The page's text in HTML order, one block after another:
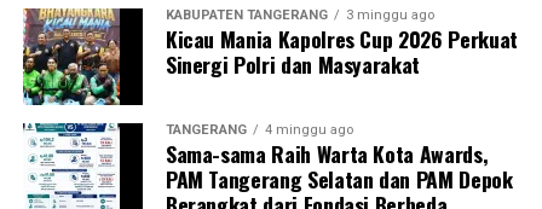
KABUPATEN TANGERANG 3 minggu ago
Kicau Mania Kapolres Cup 2026 Perkuat
Sinergi Polri dan Masyarakat
TANGERANG 4 minggu ago
Sama-sama Raih Warta Kota Awards,
PAM Tangerang Selatan dan PAM Depok